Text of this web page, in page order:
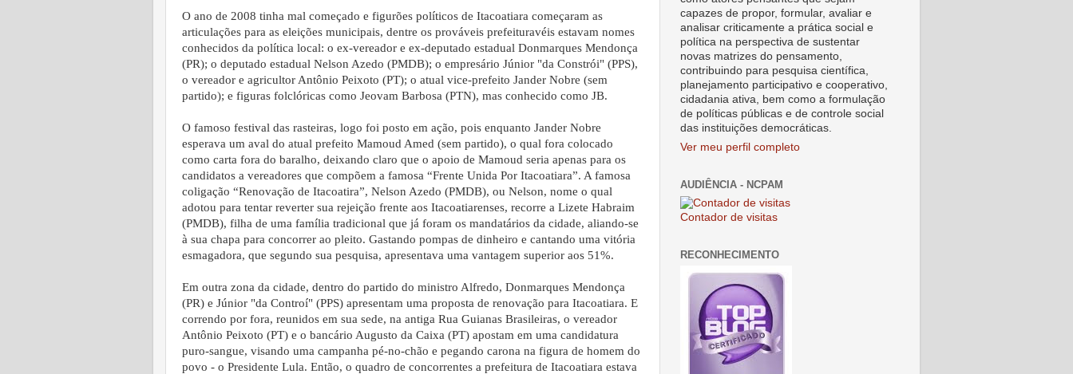
O ano de 2008 tinha mal começado e figurões políticos de Itacoatiara começaram as
articulações para as eleições municipais, dentre os prováveis prefeituravéis estavam nomes
conhecidos da política local: o ex-vereador e ex-deputado estadual Donmarques Mendonça
(PR); o deputado estadual Nelson Azedo (PMDB); o empresário Júnior "da Constrói" (PPS),
o vereador e agricultor Antônio Peixoto (PT); o atual vice-prefeito Jander Nobre (sem
partido); e figuras folclóricas como Jeovam Barbosa (PTN), mas conhecido como JB.
O famoso festival das rasteiras, logo foi posto em ação, pois enquanto Jander Nobre
esperava um aval do atual prefeito Mamoud Amed (sem partido), o qual fora colocado
como carta fora do baralho, deixando claro que o apoio de Mamoud seria apenas para os
candidatos a vereadores que compõem a famosa “Frente Unida Por Itacoatiara”. A famosa
coligação “Renovação de Itacoatira”, Nelson Azedo (PMDB), ou Nelson, nome o qual
adotou para tentar reverter sua rejeição frente aos Itacoatiarenses, recorre a Lizete Habraim
(PMDB), filha de uma família tradicional que já foram os mandatários da cidade, aliando-se
à sua chapa para concorrer ao pleito. Gastando pompas de dinheiro e cantando uma vitória
esmagadora, que segundo sua pesquisa, apresentava uma vantagem superior aos 51%.
Em outra zona da cidade, dentro do partido do ministro Alfredo, Donmarques Mendonça
(PR) e Júnior "da Controí" (PPS) apresentam uma proposta de renovação para Itacoatiara. E
correndo por fora, reunidos em sua sede, na antiga Rua Guianas Brasileiras, o vereador
Antônio Peixoto (PT) e o bancário Augusto da Caixa (PT) apostam em uma candidatura
puro-sangue, visando uma campanha pé-no-chão e pegando carona na figura de homem do
povo - o Presidente Lula. Então, o quadro de concorrentes a prefeitura de Itacoatiara estava
capazes de propor, formular, avaliar e
analisar criticamente a prática social e
política na perspectiva de sustentar
novas matrizes do pensamento,
contribuindo para pesquisa científica,
planejamento participativo e cooperativo,
cidadania ativa, bem como a formulação
de políticas públicas e de controle social
das instituições democráticas.
Ver meu perfil completo
AUDIÊNCIA - NCPAM
Contador de visitas
RECONHECIMENTO